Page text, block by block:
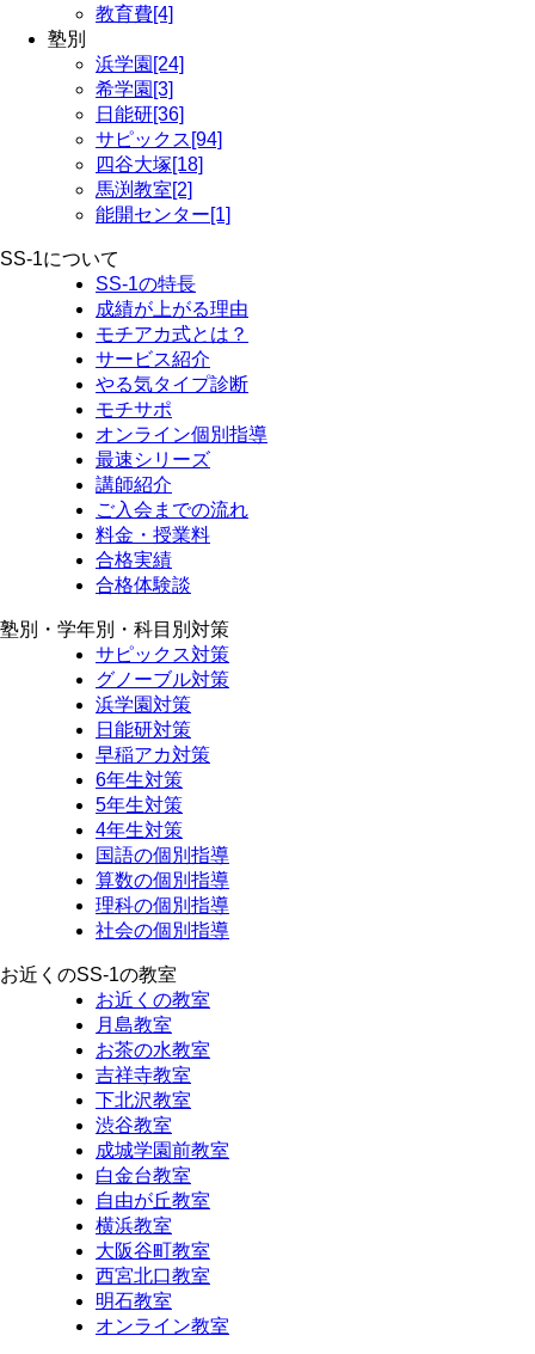
教育費[4]
塾別
浜学園[24]
希学園[3]
日能研[36]
サピックス[94]
四谷大塚[18]
馬渕教室[2]
能開センター[1]
SS-1について
SS-1の特長
成績が上がる理由
モチアカ式とは？
サービス紹介
やる気タイプ診断
モチサポ
オンライン個別指導
最速シリーズ
講師紹介
ご入会までの流れ
料金・授業料
合格実績
合格体験談
塾別・学年別・科目別対策
サピックス対策
グノーブル対策
浜学園対策
日能研対策
早稲アカ対策
6年生対策
5年生対策
4年生対策
国語の個別指導
算数の個別指導
理科の個別指導
社会の個別指導
お近くのSS-1の教室
お近くの教室
月島教室
お茶の水教室
吉祥寺教室
下北沢教室
渋谷教室
成城学園前教室
白金台教室
自由が丘教室
横浜教室
大阪谷町教室
西宮北口教室
明石教室
オンライン教室